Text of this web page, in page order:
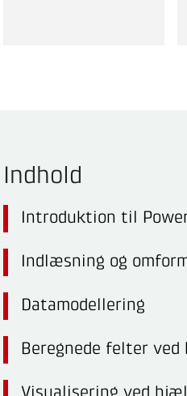
Indhold
Introduktion til
Indlæsning og
Datamodellering
Beregnede felter ved